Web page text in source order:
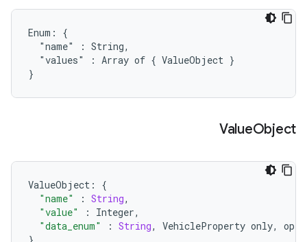
Enum: {
  "name" : String,
  "values" : Array of { ValueObject }
}
ValueObject
ValueObject :
{
"name"
: String,
"value"
: Integer,
"data_enum"
: String, VehicleProperty only,